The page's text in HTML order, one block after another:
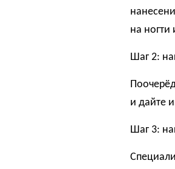
на ногти
Шаг 2:
и дайте
Шаг 3: